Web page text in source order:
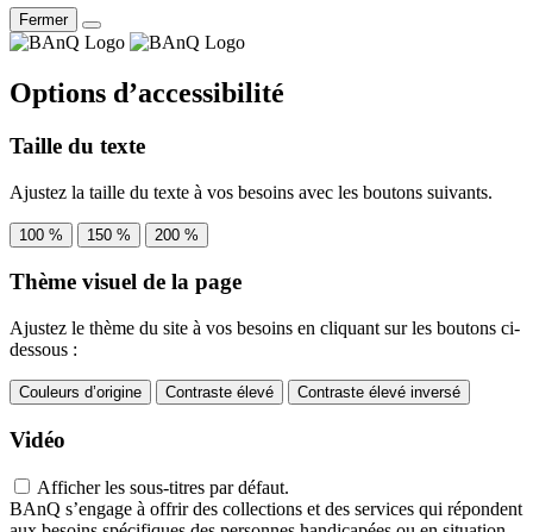
Fermer
Options d’accessibilité
Taille du texte
Ajustez la taille du texte à vos besoins avec les boutons suivants.
100 % 150 % 200 %
Thème visuel de la page
Ajustez le thème du site à vos besoins en cliquant sur les boutons ci-
dessous :
Couleurs d’origine Contraste élevé Contraste élevé inversé
Vidéo
Afficher les sous-titres par défaut.
BAnQ s’engage à offrir des collections et des services qui répondent